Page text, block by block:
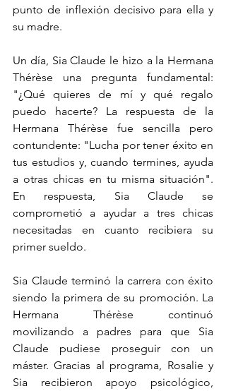
punto de inflexión decisivo para ella y
su madre.
Un día, Sia Claude le hizo a la Hermana
Thérèse una pregunta fundamental:
"¿Qué quieres de mí y qué regalo
puedo hacerte? La respuesta de la
Hermana Thérèse fue sencilla pero
contundente: "Lucha por tener éxito en
tus estudios y, cuando termines, ayuda
a otras chicas en tu misma situación".
En respuesta, Sia Claude se
comprometió a ayudar a tres chicas
necesitadas en cuanto recibiera su
primer sueldo.
Sia Claude terminó la carrera con éxito
siendo la primera de su promoción. La
Hermana Thérèse continuó
movilizando a padres para que Sia
Claude pudiese proseguir con un
máster. Gracias al programa, Rosalie y
Sia recibieron apoyo psicológico,